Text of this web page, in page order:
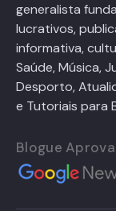
generalista
lucrativos,
informativa,
Saúde, Música,
Desporto,
e Tutoriais para
Blogue